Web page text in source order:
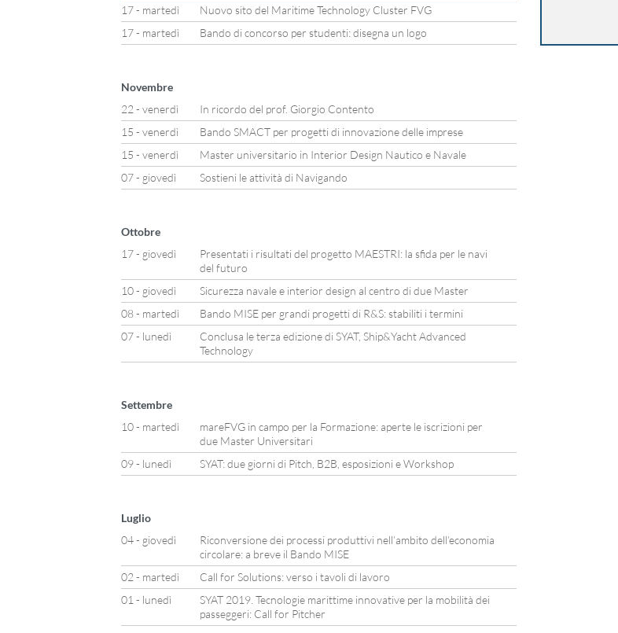
17 - martedì
Nuovo sito del Maritime Technology Cluster FVG
17 - martedì
Bando di concorso per studenti: disegna un logo
Novembre
22 - venerdì
In ricordo del prof. Giorgio Contento
15 - venerdì
Bando SMACT per progetti di innovazione delle imprese
15 - venerdì
Master universitario in Interior Design Nautico e Navale
07 - giovedì
Sostieni le attività di Navigando
Ottobre
17 - giovedì
Presentati i risultati del progetto MAESTRI: la sfida per le navi
del futuro
10 - giovedì
Sicurezza navale e interior design al centro di due Master
08 - martedì
Bando MISE per grandi progetti di R&S: stabiliti i termini
07 - lunedì
Conclusa le terza edizione di SYAT, Ship&Yacht Advanced
Technology
Settembre
10 - martedì
mareFVG in campo per la Formazione: aperte le iscrizioni per
due Master Universitari
09 - lunedì
SYAT: due giorni di Pitch, B2B, esposizioni e Workshop
Luglio
04 - giovedì
Riconversione dei processi produttivi nell’ambito dell’economia
circolare: a breve il Bando MISE
02 - martedì
Call for Solutions: verso i tavoli di lavoro
01 - lunedì
SYAT 2019. Tecnologie marittime innovative per la mobilità dei
passeggeri: Call for Pitcher